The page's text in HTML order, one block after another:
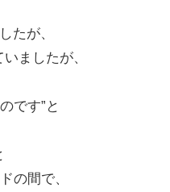
たが、
ましたが、
です”と
の間で、